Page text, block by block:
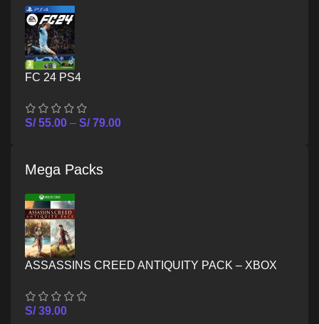
FC 24 PS4
S/55.00 – S/79.00
Mega Packs
ASSASSINS CREED ANTIQUITY PACK – XBOX
S/39.00